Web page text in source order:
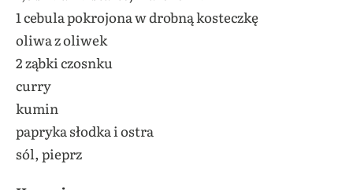
1 cebula pokrojona w drobną kosteczkę
oliwa z oliwek
2 ząbki czosnku
curry
kumin
papryka słodka i ostra
sól, pieprz